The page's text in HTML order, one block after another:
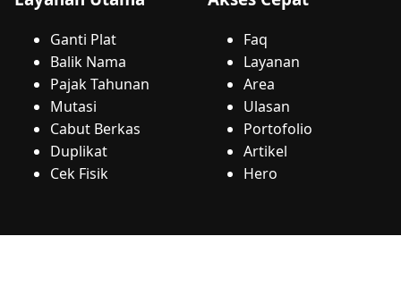
Ganti Plat
Balik Nama
Pajak Tahunan
Mutasi
Cabut Berkas
Duplikat
Cek Fisik
Faq
Layanan
Area
Ulasan
Portofolio
Artikel
Hero